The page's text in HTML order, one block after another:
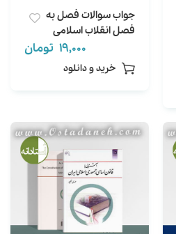
جواب سوالات فصل به
فصل انقلاب اسلامی
هراتی و عیوضی کامل
19,000 تومان
خرید و دانلود